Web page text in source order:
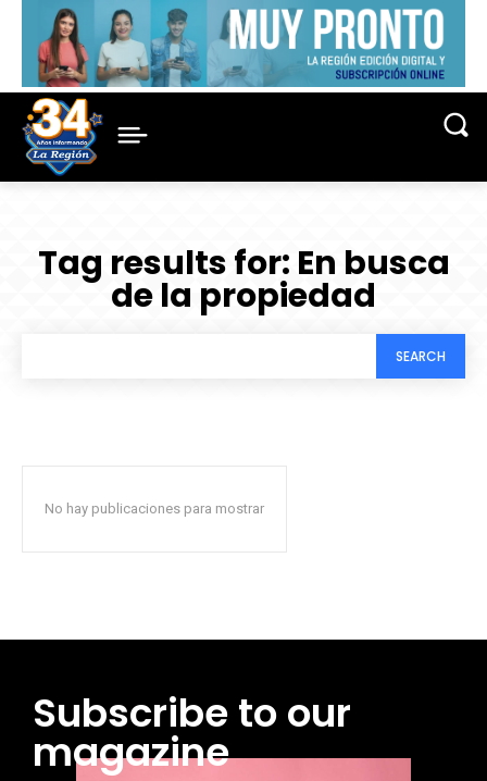
Tag results for: En busca
de la propiedad
SEARCH
No hay publicaciones para mostrar
Subscribe to our
magazine